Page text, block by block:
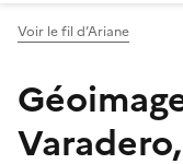
Voir le fil d’Ariane